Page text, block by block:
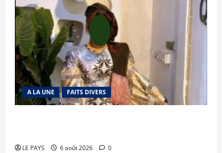
A LA UNE FAITS DIVERS
LE PAYS 6 août 2026 0